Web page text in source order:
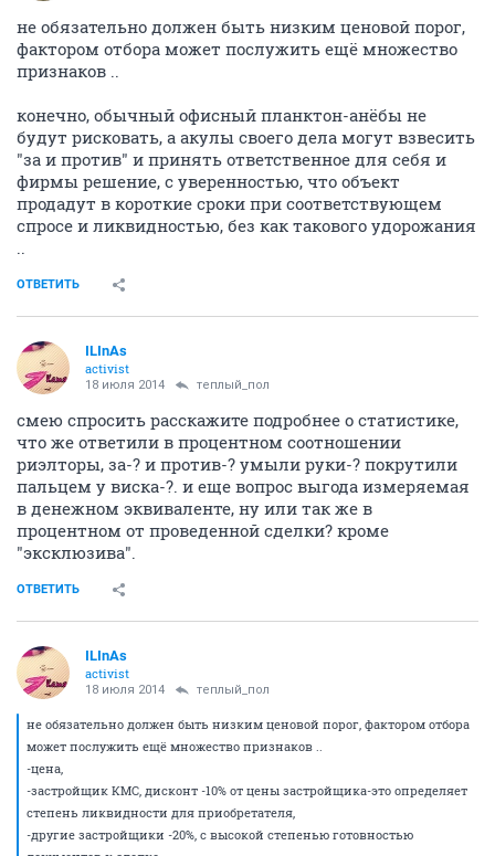
не обязательно должен быть низким ценовой порог,
фактором отбора может послужить ещё множество
признаков ..
конечно, обычный офисный планктон-анёбы не
будут рисковать, а акулы своего дела могут взвесить
"за и против" и принять ответственное для себя и
фирмы решение, с уверенностью, что объект
продадут в короткие сроки при соответствующем
спросе и ликвидностью, без как такового удорожания
..
ОТВЕТИТЬ
ILInAs
activist
18 июля 2014 теплый_пол
смею спросить расскажите подробнее о статистике,
что же ответили в процентном соотношении
риэлторы, за-? и против-? умыли руки-? покрутили
пальцем у виска-?. и еще вопрос выгода измеряемая
в денежном эквиваленте, ну или так же в
процентном от проведенной сделки? кроме
"эксклюзива".
ОТВЕТИТЬ
ILInAs
activist
18 июля 2014 теплый_пол
не обязательно должен быть низким ценовой порог, фактором отбора
может послужить ещё множество признаков ..
-цена,
-застройщик КМС, дисконт -10% от цены застройщика-это определяет
степень ликвидности для приобретателя,
-другие застройщики -20%, с высокой степенью готовностью